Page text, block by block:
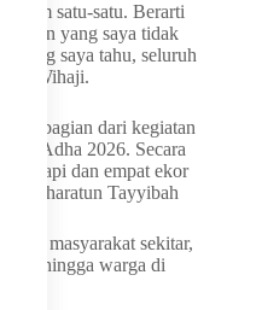
kirim satu-satu. Berarti
lain yang saya tidak
yang saya tahu, seluruh
Wihaji.
bagian dari kegiatan
Idul Adha 2026. Secara
sapi dan empat ekor
Syaharatun Tayyibah
masyarakat sekitar,
hingga warga di